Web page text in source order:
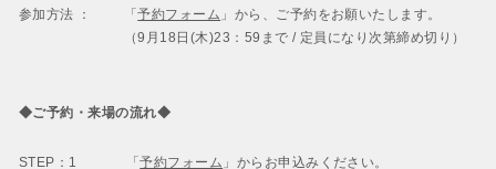
参加方法 ：
「予約フォーム 」から、ご予約をお願いたします。
（9月18日(木)23：59まで / 定員になり次第締め切り）
◆ご予約・来場の流れ◆
STEP：1
「予約フォーム 」からお申込みください。